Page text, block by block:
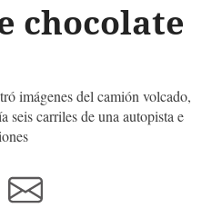
chocolate
imágenes del camión volcado,
seis carriles de una autopista e